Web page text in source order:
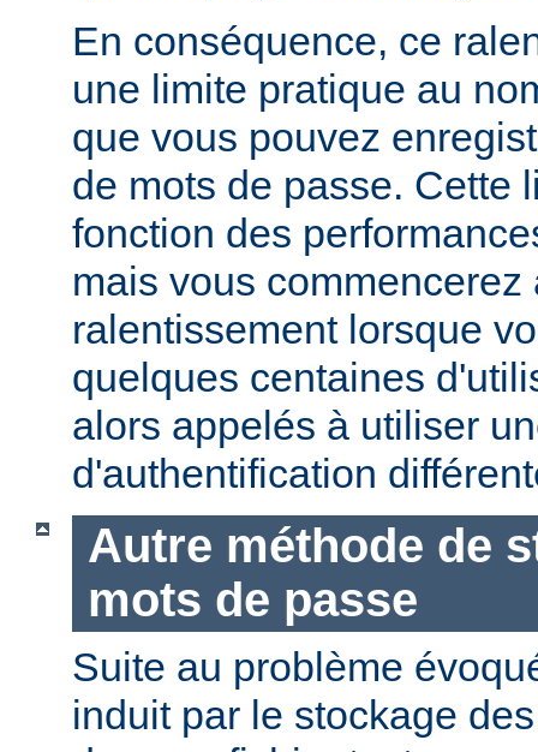
En conséquence, ce
une limite pratique au
que vous pouvez
de mots de passe. Cette
fonction des
mais vous commencerez
ralentissement lorsque
quelques centaines
alors appelés à utiliser
d'authentification
Autre méthode de
mots de passe
Suite au problème
induit par le stockage